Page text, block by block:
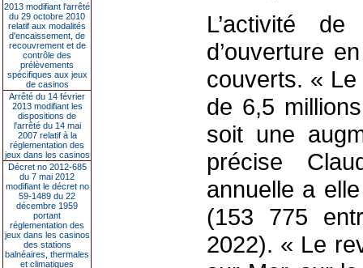
2013 modifiant l'arrêté
du 29 octobre 2010
relatif aux modalités
d'encaissement, de
recouvrement et de
contrôle des
prélèvements
spécifiques aux jeux
de casinos
Arrêté du 14 février
2013 modifiant les
dispositions de
l'arrêté du 14 mai
2007 relatif à la
réglementation des
jeux dans les casinos
Décret no 2012-685
du 7 mai 2012
modifiant le décret no
59-1489 du 22
décembre 1959
portant
réglementation des
jeux dans les casinos
des stations
balnéaires, thermales
et climatiques
L’activité
d’ouverture
couverts. « Le
de 6,5
soit une
précise
annuelle a
(153 775
2022). « Le